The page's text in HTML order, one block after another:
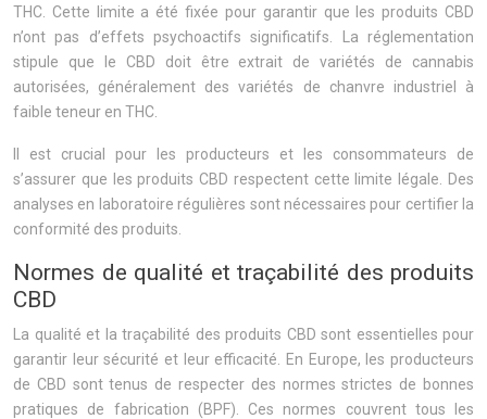
THC. Cette limite a été fixée pour garantir que les produits CBD
n’ont pas d’effets psychoactifs significatifs. La réglementation
stipule que le CBD doit être extrait de variétés de cannabis
autorisées, généralement des variétés de chanvre industriel à
faible teneur en THC.
Il est crucial pour les producteurs et les consommateurs de
s’assurer que les produits CBD respectent cette limite légale. Des
analyses en laboratoire régulières sont nécessaires pour certifier la
conformité des produits.
Normes de qualité et traçabilité des produits
CBD
La qualité et la traçabilité des produits CBD sont essentielles pour
garantir leur sécurité et leur efficacité. En Europe, les producteurs
de CBD sont tenus de respecter des normes strictes de bonnes
pratiques de fabrication (BPF). Ces normes couvrent tous les